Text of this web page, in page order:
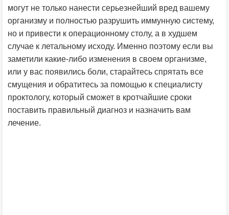
могут не только нанести серьезнейший вред вашему
организму и полностью разрушить иммунную систему,
но и привести к операционному столу, а в худшем
случае к летальному исходу. Именно поэтому если вы
заметили какие-либо изменения в своем организме,
или у вас появились боли, старайтесь спрятать все
смущения и обратитесь за помощью к специалисту
проктологу, который сможет в кротчайшие сроки
поставить правильный диагноз и назначить вам
лечение.